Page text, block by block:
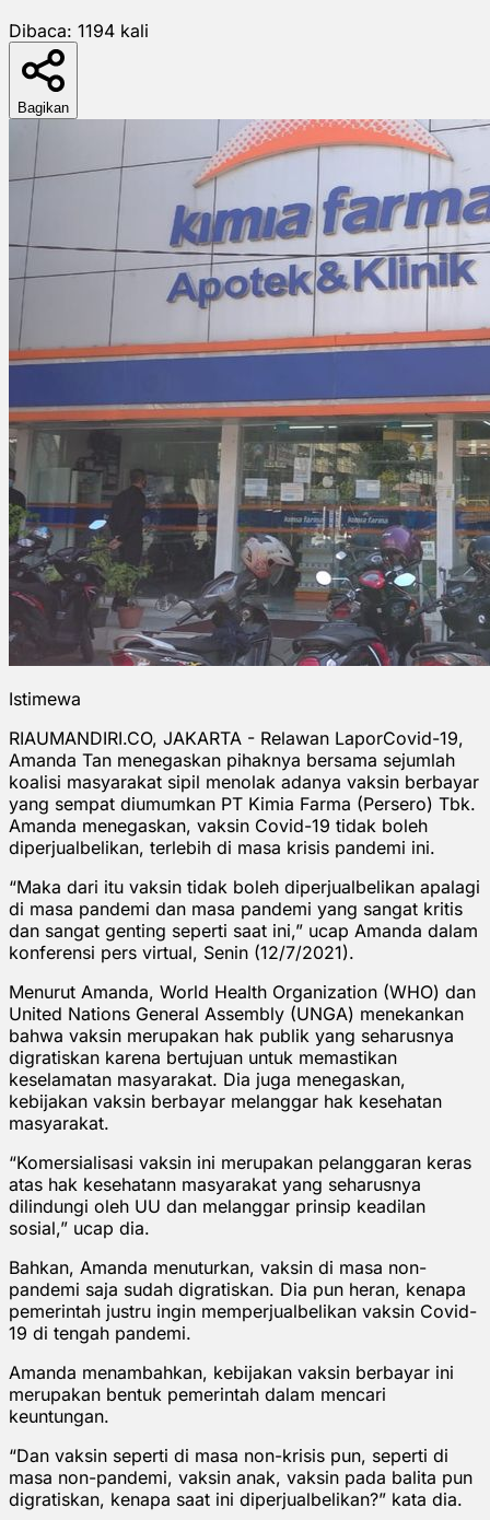
Dibaca: 1194 kali
Bagikan
Istimewa
RIAUMANDIRI.CO, JAKARTA - Relawan LaporCovid-19,
Amanda Tan menegaskan pihaknya bersama sejumlah
koalisi masyarakat sipil menolak adanya vaksin berbayar
yang sempat diumumkan PT Kimia Farma (Persero) Tbk.
Amanda menegaskan, vaksin Covid-19 tidak boleh
diperjualbelikan, terlebih di masa krisis pandemi ini.
“Maka dari itu vaksin tidak boleh diperjualbelikan apalagi
di masa pandemi dan masa pandemi yang sangat kritis
dan sangat genting seperti saat ini,” ucap Amanda dalam
konferensi pers virtual, Senin (12/7/2021).
Menurut Amanda, World Health Organization (WHO) dan
United Nations General Assembly (UNGA) menekankan
bahwa vaksin merupakan hak publik yang seharusnya
digratiskan karena bertujuan untuk memastikan
keselamatan masyarakat. Dia juga menegaskan,
kebijakan vaksin berbayar melanggar hak kesehatan
masyarakat.
“Komersialisasi vaksin ini merupakan pelanggaran keras
atas hak kesehatann masyarakat yang seharusnya
dilindungi oleh UU dan melanggar prinsip keadilan
sosial,” ucap dia.
Bahkan, Amanda menuturkan, vaksin di masa non-
pandemi saja sudah digratiskan. Dia pun heran, kenapa
pemerintah justru ingin memperjualbelikan vaksin Covid-
19 di tengah pandemi.
Amanda menambahkan, kebijakan vaksin berbayar ini
merupakan bentuk pemerintah dalam mencari
keuntungan.
“Dan vaksin seperti di masa non-krisis pun, seperti di
masa non-pandemi, vaksin anak, vaksin pada balita pun
digratiskan, kenapa saat ini diperjualbelikan?” kata dia.